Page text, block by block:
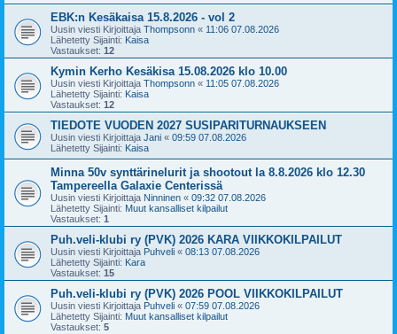
EBK:n Kesäkaisa 15.8.2026 - vol 2
Uusin viesti Kirjoittaja Thompsonn « 11:06 07.08.2026
Lähetetty Sijainti: Kaisa
Vastaukset: 12
Kymin Kerho Kesäkisa 15.08.2026 klo 10.00
Uusin viesti Kirjoittaja Thompsonn « 11:05 07.08.2026
Lähetetty Sijainti: Kaisa
Vastaukset: 12
TIEDOTE VUODEN 2027 SUSIPARITURNAUKSEEN
Uusin viesti Kirjoittaja Jani « 09:59 07.08.2026
Lähetetty Sijainti: Kaisa
Minna 50v synttärinelurit ja shootout la 8.8.2026 klo 12.30
Tampereella Galaxie Centerissä
Uusin viesti Kirjoittaja Ninninen « 09:32 07.08.2026
Lähetetty Sijainti: Muut kansalliset kilpailut
Vastaukset: 1
Puh.veli-klubi ry (PVK) 2026 KARA VIIKKOKILPAILUT
Uusin viesti Kirjoittaja Puhveli « 08:13 07.08.2026
Lähetetty Sijainti: Kara
Vastaukset: 15
Puh.veli-klubi ry (PVK) 2026 POOL VIIKKOKILPAILUT
Uusin viesti Kirjoittaja Puhveli « 07:59 07.08.2026
Lähetetty Sijainti: Muut kansalliset kilpailut
Vastaukset: 5